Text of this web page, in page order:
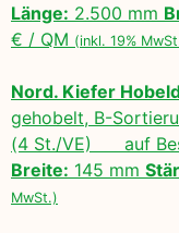
Länge: 2.500 mm
€ / QM (inkl. 19%
Nord. Kiefer
gehobelt, B-
(4 St./VE) auf
Breite: 145 mm
MwSt.)